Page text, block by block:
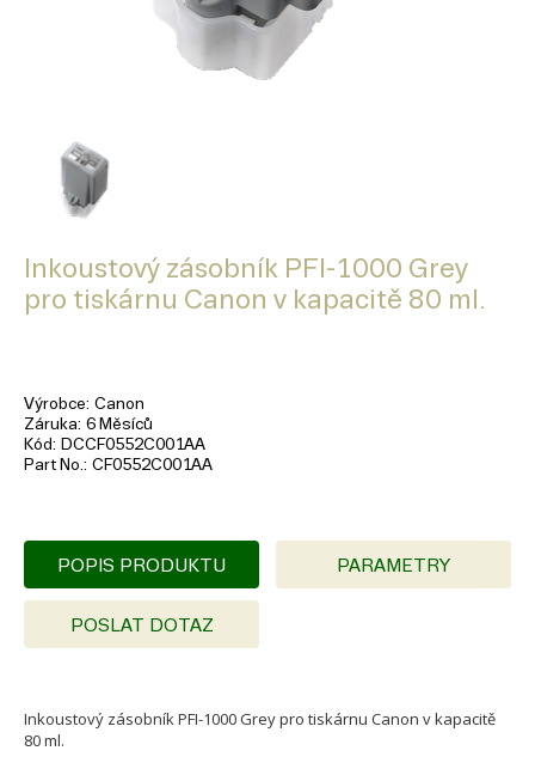
Inkoustový zásobník PFI-1000 Grey
pro tiskárnu Canon v kapacitě 80 ml.
Výrobce Canon
Záruka 6 Měsíců
Kód
DCCF0552C001AA
Part No. CF0552C001AA
POPIS PRODUKTU PARAMETRY
POSLAT DOTAZ
Inkoustový zásobník PFI-1000 Grey pro tiskárnu Canon v kapacitě
80 ml.